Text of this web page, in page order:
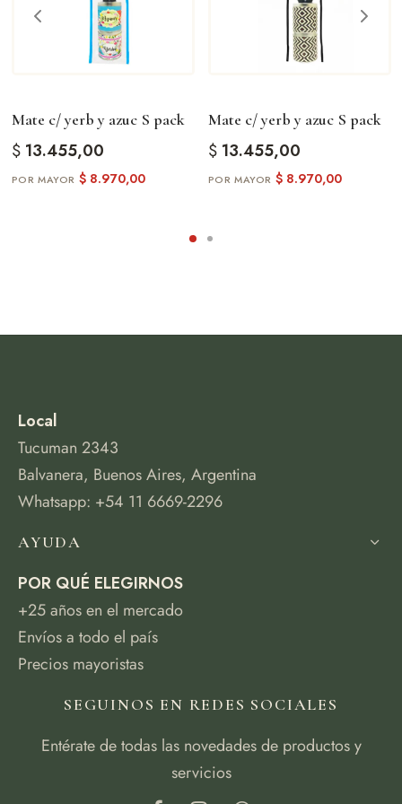
Eventos especiales
Amantes del mate
Una pieza pensada para quienes valoran los detalles y la
Mate c/ yerb y azuc S pack
$13.455,00
$8.970,00
Mate c/ yerb y azuc S pack
$13.455,00
$8.970,00
Local
Tucuman 2343
Balvanera, Buenos Aires, Argentina
Whatsapp: +54 11 6669-2296
AYUDA
POR QUÉ ELEGIRNOS
+25 años en el mercado
Envíos a todo el país
Precios mayoristas
SEGUINOS EN REDES SOCIALES
Entérate de todas las novedades de productos y
servicios